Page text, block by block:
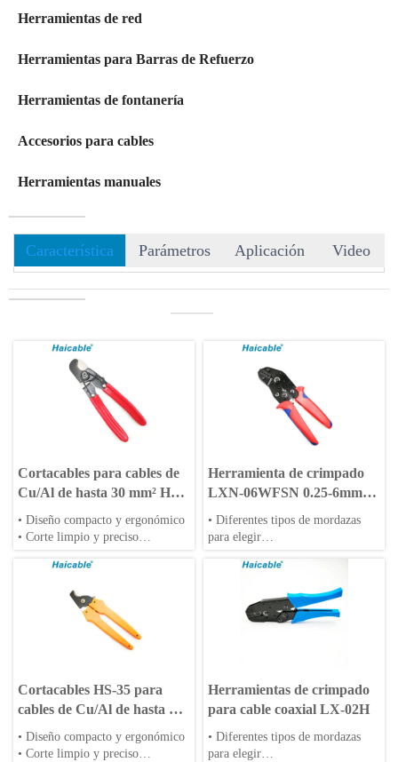
Herramientas de red
Herramientas para Barras de Refuerzo
Herramientas de fontanería
Accesorios para cables
Herramientas manuales
Característica Parámetros Aplicación Video
———
Cortacables para cables de
Cu/Al de hasta 30 mm² HS-
206
• Diseño compacto y ergonómico
• Corte limpio y preciso
Herramienta de crimpado
LXN-06WFSN 0.25-6mm² /
23-10AWG
• Diferentes tipos de mordazas
para elegir
• Mangos de PP o TPR
Cortacables HS-35 para
cables de Cu/Al de hasta 35
mm²
• Diseño compacto y ergonómico
• Corte limpio y preciso
Herramientas de crimpado
para cable coaxial LX-02H
• Diferentes tipos de mordazas
para elegir